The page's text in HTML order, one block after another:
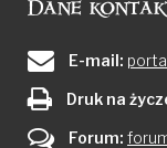
Dane
E-mail:
Druk na
Forum: